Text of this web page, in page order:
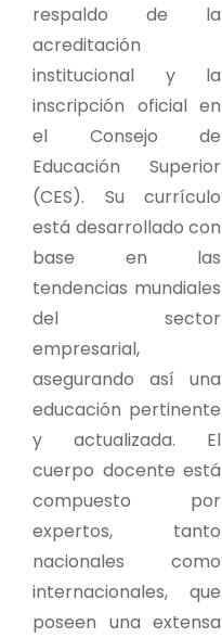
respaldo de la
acreditación
institucional y la
inscripción oficial en
el Consejo de
Educación Superior
(CES). Su currículo
está desarrollado con
base en las
tendencias mundiales
del sector
empresarial,
asegurando así una
educación pertinente
y actualizada. El
cuerpo docente está
compuesto por
expertos, tanto
nacionales como
internacionales, que
poseen una extensa